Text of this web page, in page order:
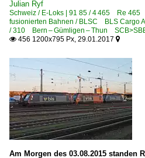
Julian Ryf
Schweiz / E-Loks | 91 85 / 4 465 Re 465
fusionierten Bahnen / BLSC BLS Cargo
/ 310 Bern – Gümligen – Thun
 456 1200x795 Px, 29.01.2017 
Am Morgen des 03.08.2015 standen